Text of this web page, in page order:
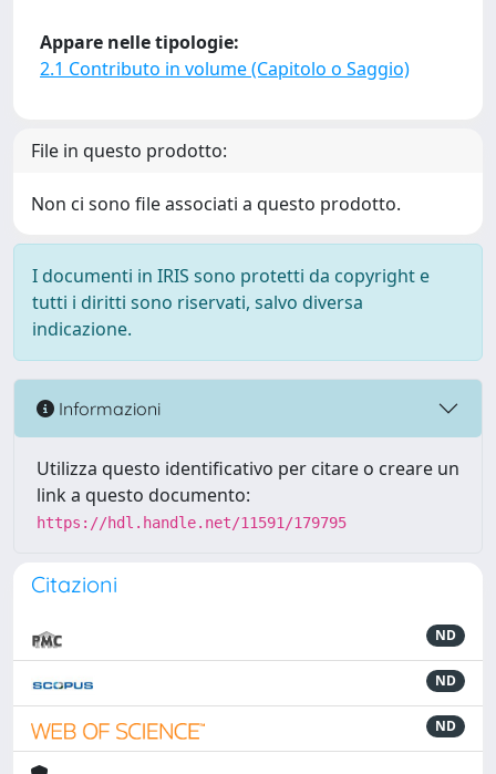
Appare nelle tipologie:
2.1 Contributo in volume (Capitolo o Saggio)
File in questo prodotto:
Non ci sono file associati a questo prodotto.
I documenti in IRIS sono protetti da copyright e
tutti i diritti sono riservati, salvo diversa
indicazione.
Informazioni
Utilizza questo identificativo per citare o creare un
link a questo documento:
https://hdl.handle.net/11591/179795
Citazioni
ND
ND
ND